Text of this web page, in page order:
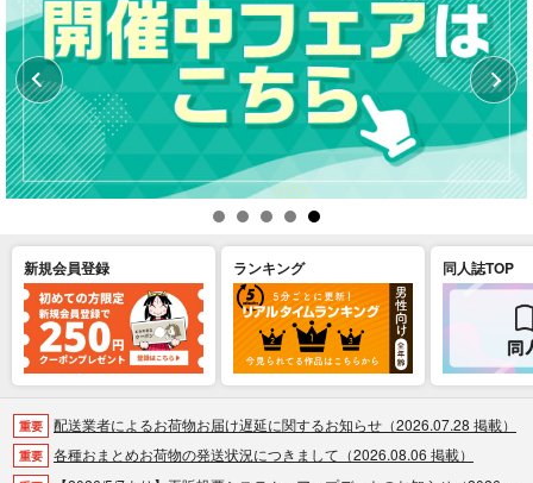
新規会員登録 ランキング 同人誌TOP
重要 配送業者によるお荷物お届け遅延に関するお知らせ（2026.07.28 掲載）
重要 各種おまとめお荷物の発送状況につきまして（2026.08.06 掲載）